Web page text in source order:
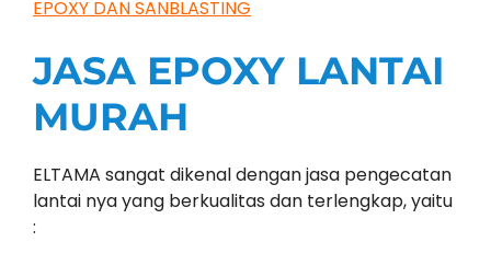
EPOXY DAN SANBLASTING
JASA EPOXY LANTAI
MURAH
ELTAMA sangat dikenal dengan jasa pengecatan
lantai nya yang berkualitas dan terlengkap, yaitu
: